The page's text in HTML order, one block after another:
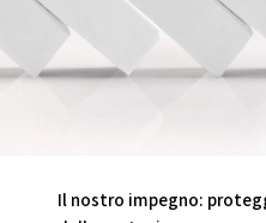
Il nostro impegno: